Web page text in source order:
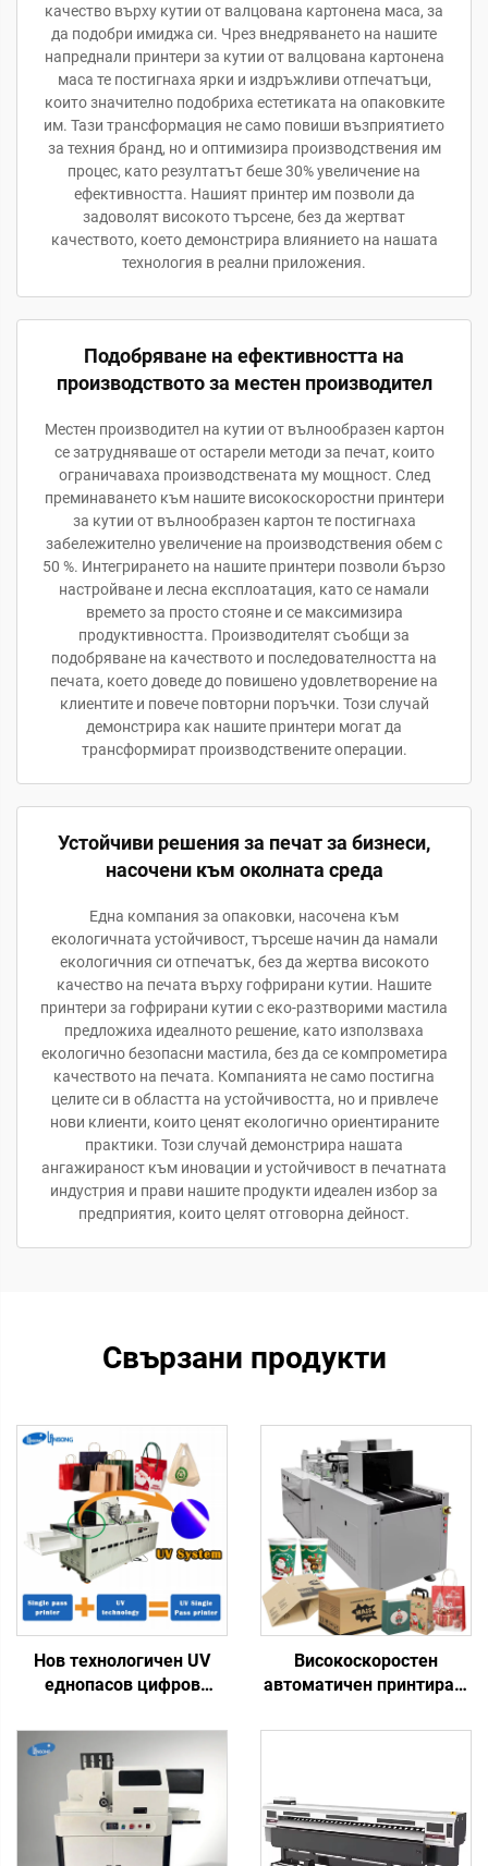
качество върху кутии от валцована картонена маса, за
да подобри имиджа си. Чрез внедряването на нашите
напреднали принтери за кутии от валцована картонена
маса те постигнаха ярки и издръжливи отпечатъци,
които значително подобриха естетиката на опаковките
им. Тази трансформация не само повиши възприятието
за техния бранд, но и оптимизира производствения им
процес, като резултатът беше 30% увеличение на
ефективността. Нашият принтер им позволи да
задоволят високото търсене, без да жертват
качеството, което демонстрира влиянието на нашата
технология в реални приложения.
Подобряване на ефективността на
производството за местен производител
Местен производител на кутии от вълнообразен картон
се затрудняваше от остарели методи за печат, които
ограничаваха производствената му мощност. След
преминаването към нашите високоскоростни принтери
за кутии от вълнообразен картон те постигнаха
забележително увеличение на производствения обем с
50 %. Интегрирането на нашите принтери позволи бързо
настройване и лесна експлоатация, като се намали
времето за просто стояне и се максимизира
продуктивността. Производителят съобщи за
подобряване на качеството и последователността на
печата, което доведе до повишено удовлетворение на
клиентите и повече повторни поръчки. Този случай
демонстрира как нашите принтери могат да
трансформират производствените операции.
Устойчиви решения за печат за бизнеси,
насочени към околната среда
Една компания за опаковки, насочена към
екологичната устойчивост, търсеше начин да намали
екологичния си отпечатък, без да жертва високото
качество на печата върху гофрирани кутии. Нашите
принтери за гофрирани кутии с еко-разтворими мастила
предложиха идеалното решение, като използваха
екологично безопасни мастила, без да се компрометира
качеството на печата. Компанията не само постигна
целите си в областта на устойчивостта, но и привлече
нови клиенти, които ценят екологично ориентираните
практики. Този случай демонстрира нашата
ангажираност към иновации и устойчивост в печатната
индустрия и прави нашите продукти идеален избор за
предприятия, които целят отговорна дейност.
Свързани продукти
Нов технологичен UV
еднопасов цифров
пластмасови торбички,
подаръчни торби,
пластмасови кутии,
хартия за изкуство,
брошури, списания с
еднопасов печат
Високоскоростен
автоматичен принтиращ
гофрирана хартия,
хартия